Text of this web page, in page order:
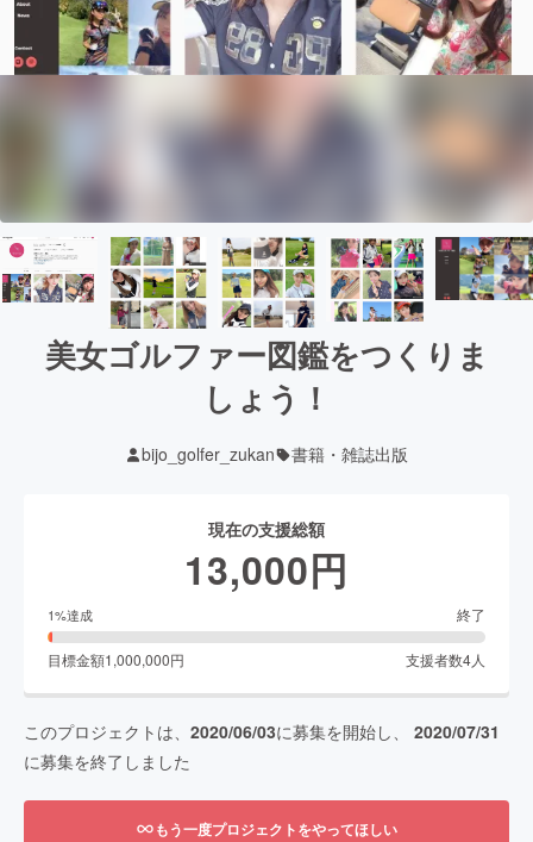
美女ゴルファー図鑑をつくりま
しょう！
bijo_golfer_zukan 書籍・雑誌出版
現在の支援総額
13,000円
1%達成 終了
目標金額1,000,000円 支援者数4人
このプロジェクトは、 2020/06/03に募集を開始し、 2020/07/31
に募集を終了しました
もう一度プロジェクトをやってほしい